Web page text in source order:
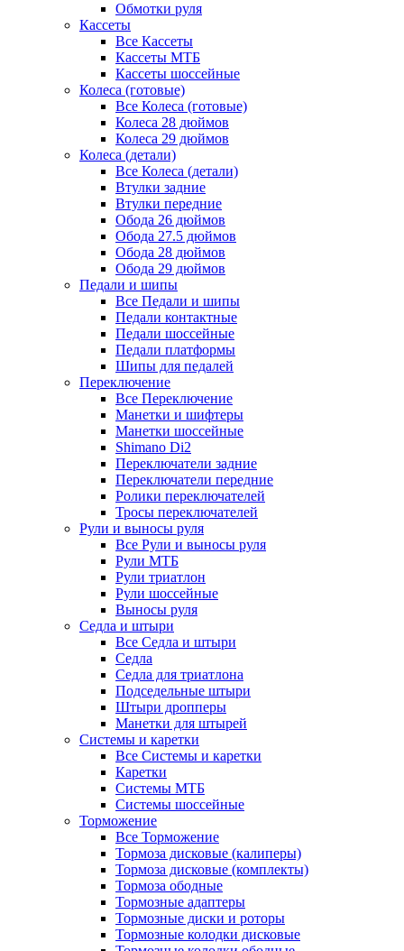
Обмотки руля
Кассеты
Все Кассеты
Кассеты МТБ
Кассеты шоссейные
Колеса (готовые)
Все Колеса (готовые)
Колеса 28 дюймов
Колеса 29 дюймов
Колеса (детали)
Все Колеса (детали)
Втулки задние
Втулки передние
Обода 26 дюймов
Обода 27.5 дюймов
Обода 28 дюймов
Обода 29 дюймов
Педали и шипы
Все Педали и шипы
Педали контактные
Педали шоссейные
Педали платформы
Шипы для педалей
Переключение
Все Переключение
Манетки и шифтеры
Манетки шоссейные
Shimano Di2
Переключатели задние
Переключатели передние
Ролики переключателей
Тросы переключателей
Рули и выносы руля
Все Рули и выносы руля
Рули МТБ
Рули триатлон
Рули шоссейные
Выносы руля
Седла и штыри
Все Седла и штыри
Седла
Седла для триатлона
Подседельные штыри
Штыри дропперы
Манетки для штырей
Системы и каретки
Все Системы и каретки
Каретки
Системы МТБ
Системы шоссейные
Торможение
Все Торможение
Тормоза дисковые (калиперы)
Тормоза дисковые (комплекты)
Тормоза ободные
Тормозные адаптеры
Тормозные диски и роторы
Тормозные колодки дисковые